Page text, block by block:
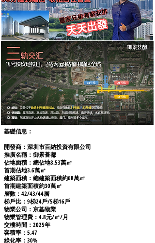
基礎信息：
開發商：深圳市百納投資有限公司
推廣名稱：御景薈都
佔地面積：總佔地8.53萬㎡
首期佔地3.6萬㎡
建築面積：總建築面積約68萬㎡
首期建築面積約30萬㎡
層數：42/43/44層
梯戶比：9梯24戶/5梯16戶
物業公司：京基物業
物業管理費：4.8元/㎡/月
交樓時間：2025年
容積率：5.47
綠化率：30%